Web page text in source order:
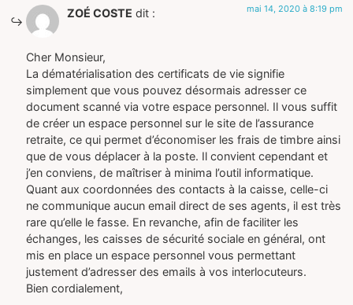
ZOÉ COSTE dit : mai 14, 2020 à 8:19 pm
Cher Monsieur,
La dématérialisation des certificats de vie signifie
simplement que vous pouvez désormais adresser ce
document scanné via votre espace personnel. Il vous suffit
de créer un espace personnel sur le site de l’assurance
retraite, ce qui permet d’économiser les frais de timbre ainsi
que de vous déplacer à la poste. Il convient cependant et
j’en conviens, de maîtriser à minima l’outil informatique.
Quant aux coordonnées des contacts à la caisse, celle-ci
ne communique aucun email direct de ses agents, il est très
rare qu’elle le fasse. En revanche, afin de faciliter les
échanges, les caisses de sécurité sociale en général, ont
mis en place un espace personnel vous permettant
justement d’adresser des emails à vos interlocuteurs.
Bien cordialement,